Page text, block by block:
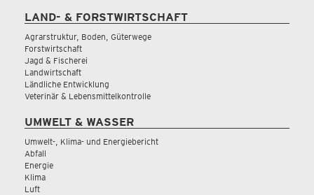
LAND- & FORSTWIRTSCHAFT
Agrarstruktur, Boden, Güterwege
Forstwirtschaft
Jagd & Fischerei
Landwirtschaft
Ländliche Entwicklung
Veterinär & Lebensmittelkontrolle
UMWELT & WASSER
Umwelt-, Klima- und Energiebericht
Abfall
Energie
Klima
Luft